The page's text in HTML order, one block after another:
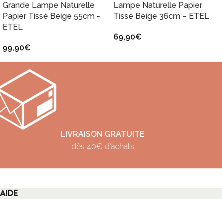
Grande Lampe Naturelle
Papier Tissé Beige 55cm -
ETEL
99,90€
Lampe Naturelle Papier
Tissé Beige 36cm – ETEL
69,90€
PAIEMENT SÉCURISÉ
AIDE